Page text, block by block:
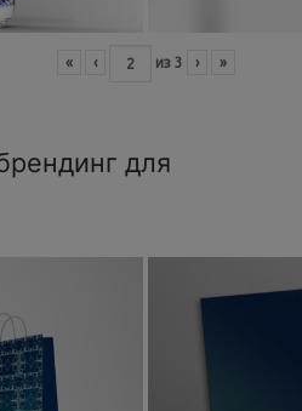
« ‹ из 3 › »
для